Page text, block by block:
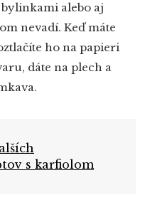
alebo aj
nevadí. Keď máte
ho na papieri
dáte na plech a
s karfiolom